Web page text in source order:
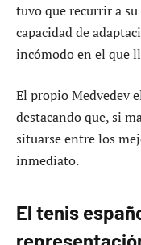
tuvo que recurrir a
capacidad de
incómodo en el que
El propio Medvedev
destacando que, si
situarse entre los
inmediato.
El tenis